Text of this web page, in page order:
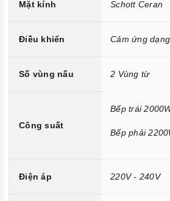
Công nghệ biến tần INVERTER tiết
Trang bị 9 dải công suất nấu.
Mặt kính Schott Ceran
Điều khiển Cảm ứng
Số vùng nấu 2 Vùng từ
Công suất
Bếp trái
Bếp phải
Điện áp 220V - 240V